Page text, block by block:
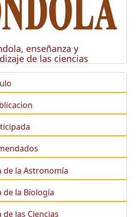
enseñanza y
de las ciencias
de la Astronomía
de la Biología
las Ciencias